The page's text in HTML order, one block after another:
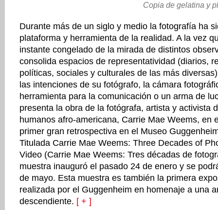
Copia de gelatina y
Durante más de un siglo y medio la fotografía ha
plataforma y herramienta de la realidad. A la vez
instante congelado de la mirada de distintos
consolida espacios de representatividad (diarios,
políticas, sociales y culturales de las más
las intenciones de su fotógrafo, la cámara
herramienta para la comunicación o un arma de
presenta la obra de la fotógrafa, artista y activista
humanos afro-americana, Carrie Mae Weems, en
primer gran retrospectiva en el Museo
Titulada Carrie Mae Weems: Three Decades of
Video (Carrie Mae Weems: Tres décadas de
muestra inauguró el pasado 24 de enero y se
de mayo. Esta muestra es también la primera
realizada por el Guggenheim en homenaje a una
descendiente. [ + ]